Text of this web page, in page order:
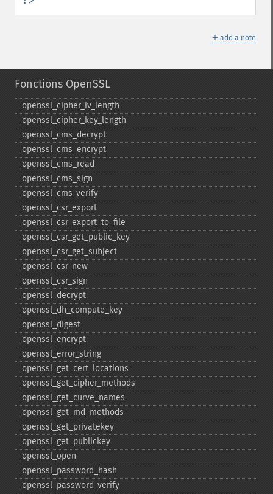
＋ add a note
Fonctions OpenSSL
openssl_​cipher_​iv_​length
openssl_​cipher_​key_​length
openssl_​cms_​decrypt
openssl_​cms_​encrypt
openssl_​cms_​read
openssl_​cms_​sign
openssl_​cms_​verify
openssl_​csr_​export
openssl_​csr_​export_​to_​file
openssl_​csr_​get_​public_​key
openssl_​csr_​get_​subject
openssl_​csr_​new
openssl_​csr_​sign
openssl_​decrypt
openssl_​dh_​compute_​key
openssl_​digest
openssl_​encrypt
openssl_​error_​string
openssl_​get_​cert_​locations
openssl_​get_​cipher_​methods
openssl_​get_​curve_​names
openssl_​get_​md_​methods
openssl_​get_​privatekey
openssl_​get_​publickey
openssl_​open
openssl_​password_​hash
openssl_​password_​verify